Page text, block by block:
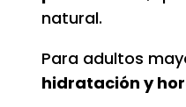
natural.
Para adultos
hidratación y